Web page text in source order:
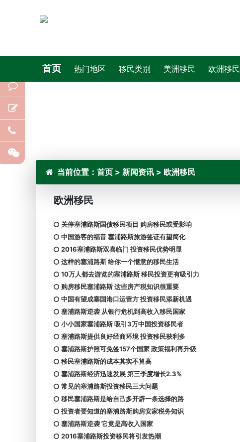
首页 热门地区 移民类别 美洲移民 欧洲移民
当前位置： 首页 > 新闻资讯 > 欧洲移民
欧洲移民
关停塞浦路斯国债移民项目 购房移民或受影响
中国游客的福音 塞浦路斯旅游签证有望简化
2016塞浦路斯双喜临门 投资移民优势明显
这样的塞浦路斯 给你一个惬意的移民生活
10万人都去游览的塞浦路斯 移民投资更有吸引力
购房移民塞浦路斯 这些房产税知识很重要
中国有望成塞国港口运营方 投资移民添新机遇
塞浦路斯逆袭 从银行危机到高收入移民国家
小小国家塞浦路斯 吸引3万中国投资移民者
塞浦路斯提供良好经商环境 投资移民获利多
塞浦路斯护照可免签157个国家 政策福利再升级
移民塞浦路斯的成本其实不算高
塞浦路斯经济迅速发展 第三季度增长2.3%
常见的塞浦路斯投资移民三大问题
移民塞浦路斯是给自己多开辟一条选择的路
投资者要知道的塞浦路斯购房安家税务知识
塞浦路斯逆袭 它竟是高收入国家
2016塞浦路斯投资移民将引发热潮